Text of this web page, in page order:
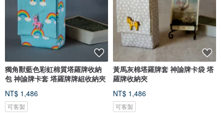
獨角獸藍色彩虹棉質塔羅牌收納
包 神諭牌卡套 塔羅牌牌組收納夾
NT$ 1,486
可客製
黃馬灰棉塔羅牌套 神諭牌卡袋 塔
羅牌收納夾
NT$ 1,486
可客製